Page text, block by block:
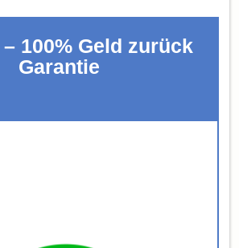
– 100% Geld zurück
Garantie